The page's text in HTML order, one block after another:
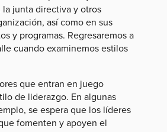
junta directiva y otros
así como en sus
y programas. Regresaremos a
cuando examinemos estilos
que entran en juego
de liderazgo. En algunas
se espera que los líderes
fomenten y apoyen el